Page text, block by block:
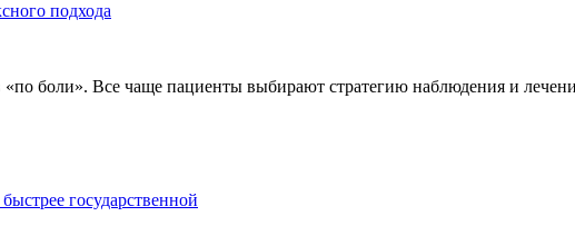
подхода
боли». Все чаще пациенты выбирают стратегию наблюдения и
государственной